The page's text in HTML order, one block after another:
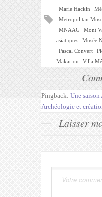
Marie Hackin
Metropolitan
MNAAG
Mont
asiatiques
Musée
Pascal Convert
Makariou
Villa
Pingback: Une saison
Archéologie et
Laisser